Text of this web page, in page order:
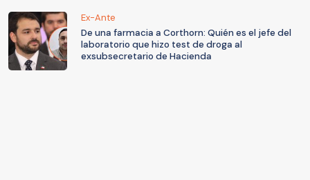
Ex-Ante
De una farmacia a Corthorn: Quién es el jefe del
laboratorio que hizo test de droga al
exsubsecretario de Hacienda